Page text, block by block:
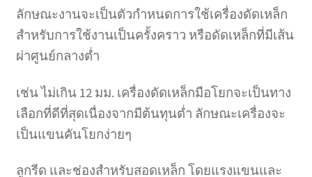
ลักษณะงานจะเป็นตัวกำหนดการใช้เครื่องดัดเหล็ก
สำหรับการใช้งานเป็นครั้งคราว หรือดัดเหล็กที่มีเส้น
ผ่าศูนย์กลางต่ำ
เช่น ไม่เกิน 12 มม. เครื่องดัดเหล็กมือโยกจะเป็นทาง
เลือกที่ดีที่สุดเนื่องจากมีต้นทุนต่ำ ลักษณะเครื่องจะ
เป็นแขนคันโยกง่ายๆ
ลูกรีด และช่องสำหรับสอดเหล็ก โดยแรงแขนและ